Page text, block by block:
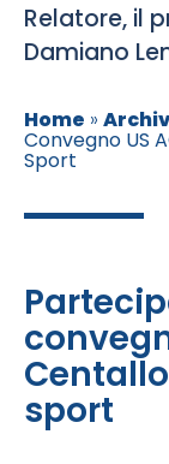
Relatore, il
Damiano
Home »
Convegno US
Sport
sport